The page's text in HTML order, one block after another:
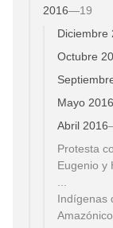
2016—19
Diciembre
Octubre
Mayo 2016
Abril 2016
Protesta
Eugenio y
Indígenas